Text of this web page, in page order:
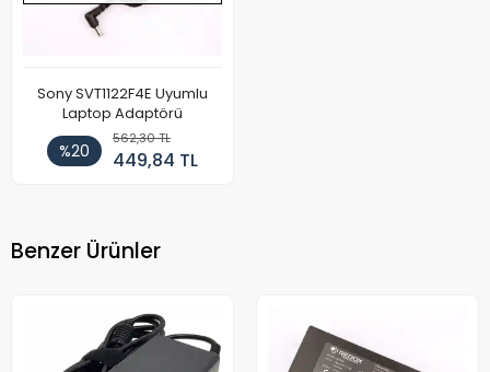
Sony SVT1122F4E Uyumlu
Laptop Adaptörü
%20
562,30 TL
449,84 TL
Benzer Ürünler